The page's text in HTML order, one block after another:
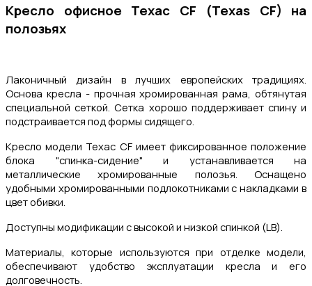
Кресло офисное Техас CF (Texas CF) на
полозьях
Лаконичный дизайн в лучших европейских традициях.
Основа кресла - прочная хромированная рама, обтянутая
специальной сеткой.Сетка хорошо поддерживает спину и
подстраивается под формы сидящего.
Кресло модели Техас CF имеет фиксированное положение
блока "спинка-сидение" и устанавливается на
металлические хромированные полозья. Оснащено
удобными хромированными подлокотниками с накладками в
цвет обивки.
Доступны модификации с высокой и низкой спинкой (LB).
Материалы, которые используются при отделке модели,
обеспечивают удобство эксплуатации кресла и его
долговечность.